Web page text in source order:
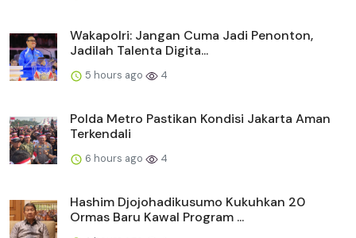
Wakapolri: Jangan Cuma Jadi Penonton,
Jadilah Talenta Digita...
5 hours ago 4
Polda Metro Pastikan Kondisi Jakarta Aman
Terkendali
6 hours ago 4
Hashim Djojohadikusumo Kukuhkan 20
Ormas Baru Kawal Program ...